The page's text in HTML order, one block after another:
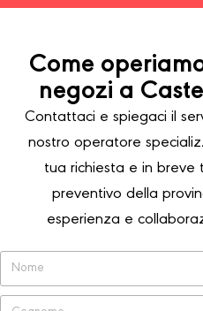
Come
negozi a
Contattaci e spiegaci il
nostro operatore
tua richiesta e in breve
preventivo della
esperienza e